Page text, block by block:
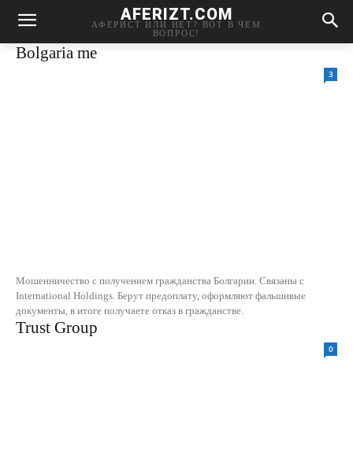
AFERIZT.COM
АФЕРИСТ ИЛИ НЕТ? ВОТ В ЧЕМ
ВОПРОС!
Bolgaria me
3
Мошенничество с получением гражданства Болгарии. Связаны с
International Holdings. Берут предоплату, оформляют фальшивые
документы, в итоге получаете отказ в гражданстве.
Trust Group
0